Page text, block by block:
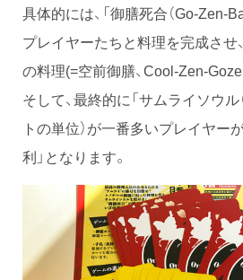
具体的には、「御膳死合（Go-Zen-
プレイヤーたちと料理を完成させ
の料理(=空前御膳、Cool-Zen-
そして、最終的に「サムライソウ
トの単位）が一番多いプレイヤー
利」となります。